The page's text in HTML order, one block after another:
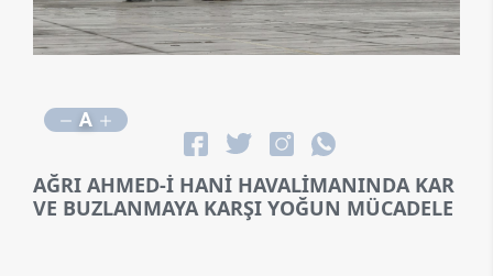
A
AĞRI AHMED-İ HANİ HAVALİMANINDA KAR
VE BUZLANMAYA KARŞI YOĞUN MÜCADELE